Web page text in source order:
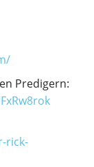
Predigern:
rick-